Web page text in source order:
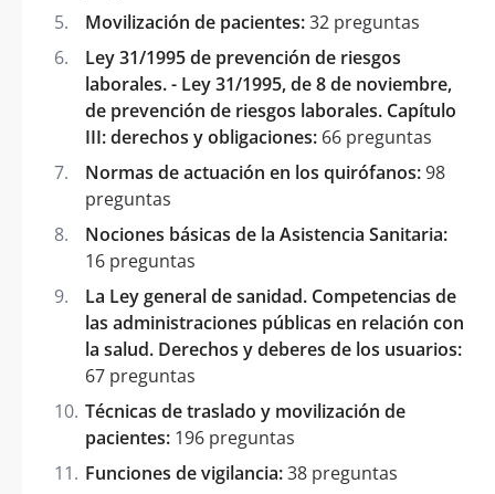
Movilización de pacientes:32 preguntas
Ley 31/1995 de prevención de riesgos
laborales. - Ley 31/1995, de 8 de noviembre,
de prevención de riesgos laborales. Capítulo
III: derechos y obligaciones: 66 preguntas
Normas de actuación en los quirófanos:98
preguntas
Nociones básicas de la Asistencia Sanitaria:
16 preguntas
La Ley general de sanidad. Competencias de
las administraciones públicas en relación con
la salud. Derechos y deberes de los usuarios:
67 preguntas
Técnicas de traslado y movilización de
pacientes: 196 preguntas
Funciones de vigilancia:38 preguntas